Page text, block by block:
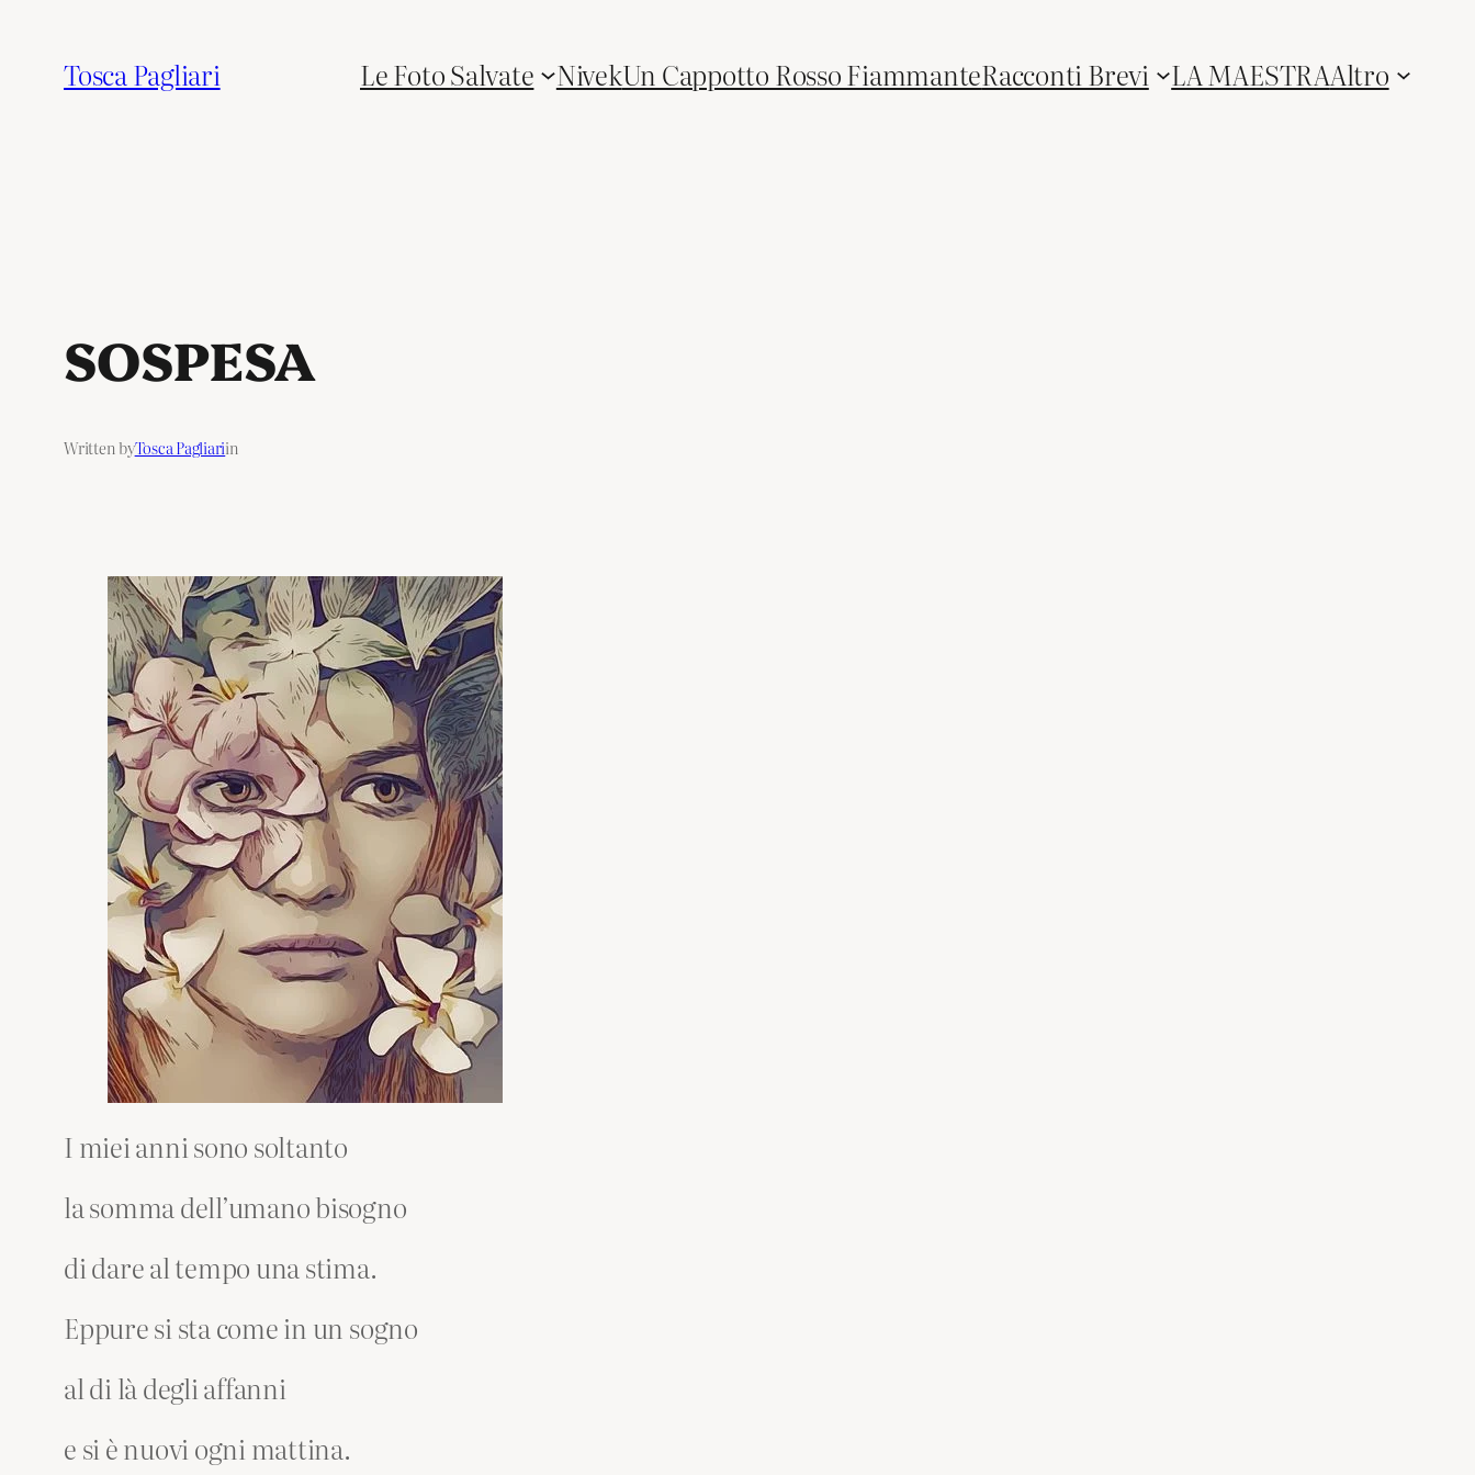
Tosca Pagliari Le Foto Salvate NivekUn Cappotto Rosso FiammanteRacconti Brevi LA MAESTRAAltro
SOSPESA
Written byTosca Pagliariin
I miei anni sono soltanto
la somma dell’umano bisogno
di dare al tempo una stima.
Eppure si sta come in un sogno
al di là degli affanni
e si è nuovi ogni mattina.